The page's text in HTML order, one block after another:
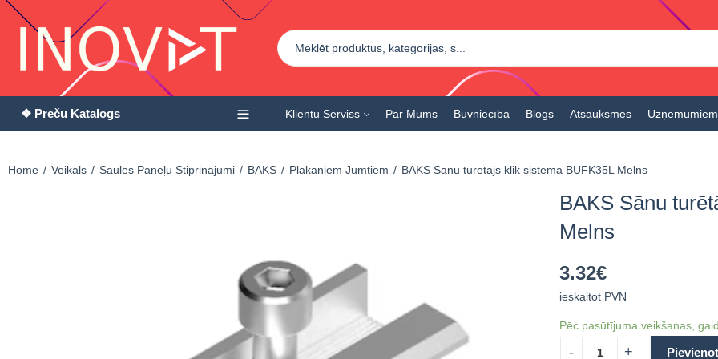
❖ Preču Katalogs Klientu Serviss Par Mums Būvniecība Blogs Atsauksmes Uzņēmumiem
Home Veikals Saules Paneļu Stiprinājumi BAKS Plakaniem Jumtiem BAKS Sānu turētājs klik sistēma BUFK35L Melns
BAKS Sānu
Melns
3.32€
ieskaitot PVN
Pēc pasūtījuma veikšanas,